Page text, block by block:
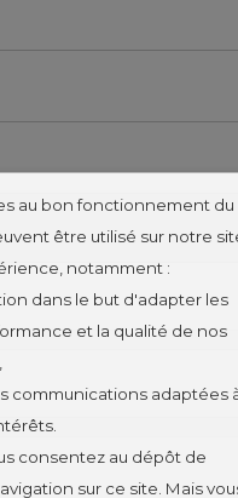
au bon fonctionnement du
être utilisé sur notre
notamment :
dans le but d'adapter les
et la qualité de nos
communications adaptées
consentez au dépôt de
sur ce site. Mais